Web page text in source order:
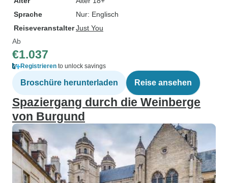
Sprache
Nur: Englisch
ReiseveranstalterJust You
Ab
€1.037
Registrieren to unlock savings
Broschüre herunterladen Reise ansehen
Spaziergang durch die Weinberge
von Burgund